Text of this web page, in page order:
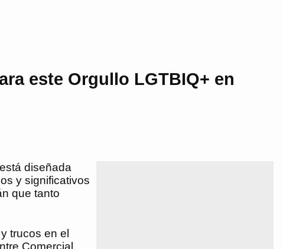
este Orgullo LGTBIQ+ en
diseñada
y significativos
que tanto
trucos en el
Comercial